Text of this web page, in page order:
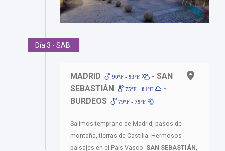
Día 3 - SAB.
MADRID 90ºF - 93ºF
- SAN
SEBASTIÁN
75ºF - 81ºF
-
BURDEOS
79ºF - 79ºF
Salimos temprano de Madrid, pasos de
montaña, tierras de Castilla. Hermosos
paisajes en el País Vasco. SAN SEBASTIÁN